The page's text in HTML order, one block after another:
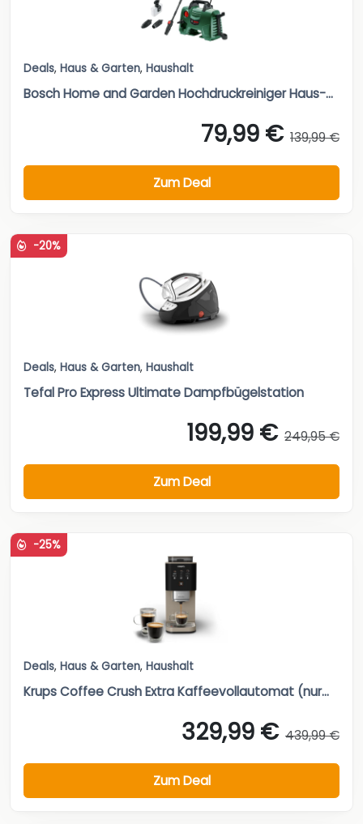
Deals, Haus & Garten, Haushalt
Bosch Home and Garden Hochdruckreiniger Haus-...
79,99 € 139,99 €
Zum Deal
-20%
Deals, Haus & Garten, Haushalt
Tefal Pro Express Ultimate Dampfbügelstation
199,99 € 249,95 €
Zum Deal
-25%
Deals, Haus & Garten, Haushalt
Krups Coffee Crush Extra Kaffeevollautomat (nur...
329,99 € 439,99 €
Zum Deal